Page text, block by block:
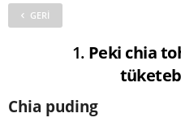
GERI
1. Peki chia
Chia puding